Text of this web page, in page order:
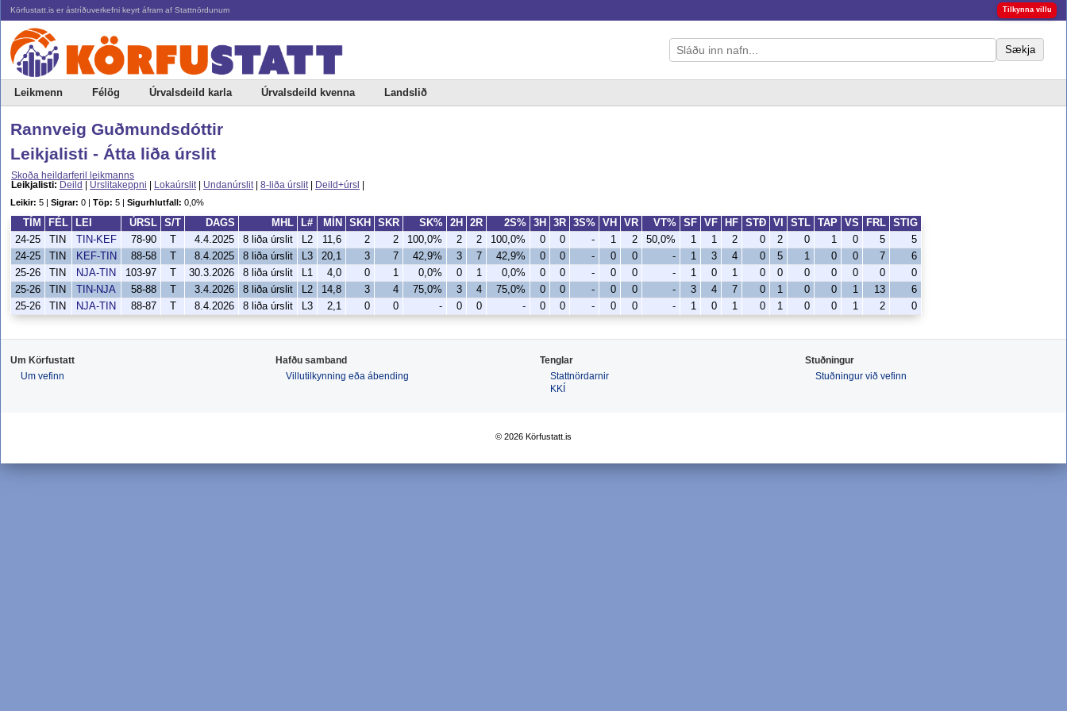
Körfustatt.is er ástríðuverkefni keyrt áfram af Stattnördunum Tilkynna villu
Sækja
Leikmenn Félög Úrvalsdeild karla Úrvalsdeild kvenna Landslið
Rannveig Guðmundsdóttir
Leikjalisti - Átta liða úrslit
Skoða heildarferil leikmanns
Leikjalisti: Deild | Úrslitakeppni | Lokaúrslit | Undanúrslit | 8-liða úrslit | Deild+úrsl |
Leikir: 5 | Sigrar: 0 | Töp: 5 | Sigurhlutfall: 0,0%
TÍM FÉL LEI ÚRSL S/T DAGS MHL L# MÍN SKH SKR SK% 2H 2R 2S% 3H 3R 3S% VH VR VT% SF VF HF STÐ VI STL TAP VS FRL
STIG
24-25
TIN TIN-KEF 78-90 T 4.4.2025 8 liða úrslit L2 11,6 2 2 100,0% 2 2 100,0% 0 0 - 1 2 50,0% 1 1 2 0 2 0 1 0 5
5
24-25
TIN KEF-TIN 88-58 T 8.4.2025 8 liða úrslit L3 20,1 3 7 42,9% 3 7 42,9% 0 0 - 0 0 - 1 3 4 0 5 1 0 0 7
6
25-26
TIN NJA-TIN 103-97 T 30.3.2026 8 liða úrslit L1 4,0 0 1 0,0% 0 1 0,0% 0 0 - 0 0 - 1 0 1 0 0 0 0 0 0
0
25-26
TIN TIN-NJA 58-88 T 3.4.2026 8 liða úrslit L2 14,8 3 4 75,0% 3 4 75,0% 0 0 - 0 0 - 3 4 7 0 1 0 0 1 13
6
25-26
TIN NJA-TIN 88-87 T 8.4.2026 8 liða úrslit L3 2,1 0 0 - 0 0 - 0 0 - 0 0 - 1 0 1 0 1 0 0 1 2 0
Um Körfustatt
Um vefinn
Hafðu samband
Villutilkynning eða ábending
Tenglar
Stattnördarnir
KKÍ
Stuðningur
Stuðningur við vefinn
© 2026 Körfustatt.is